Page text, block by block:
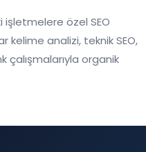
işletmelere özel SEO
kelime analizi, teknik SEO,
çalışmalarıyla organik